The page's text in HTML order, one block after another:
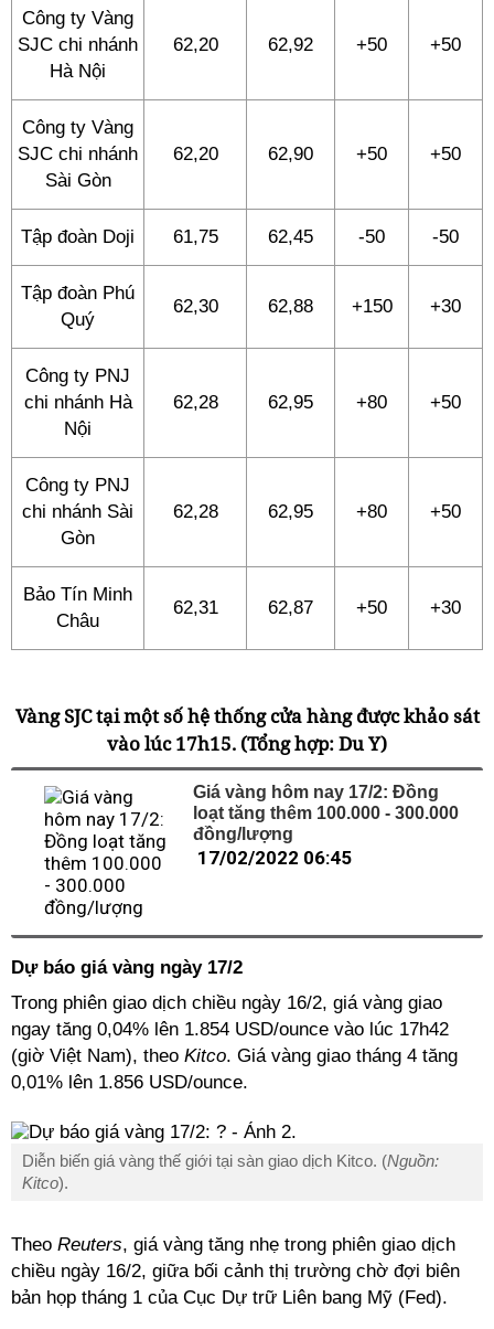
Công ty Vàng
SJC chi nhánh
Hà Nội
62,20 62,92 +50 +50
Công ty Vàng
SJC chi nhánh
Sài Gòn
62,20 62,90 +50 +50
Tập đoàn Doji 61,75 62,45 -50 -50
Tập đoàn Phú
Quý
62,30 62,88 +150 +30
Công ty PNJ
chi nhánh Hà
Nội
62,28 62,95 +80 +50
Công ty PNJ
chi nhánh Sài
Gòn
62,28 62,95 +80 +50
Bảo Tín Minh
Châu
62,31 62,87 +50 +30
Vàng SJC tại một số hệ thống cửa hàng được khảo sát
vào lúc 17h15. (Tổng hợp: Du Y)
Giá vàng hôm nay 17/2: Đồng
loạt tăng thêm 100.000 - 300.000
đồng/lượng
17/02/2022 06:45
Dự báo giá vàng ngày 17/2
Trong phiên giao dịch chiều ngày 16/2, giá vàng giao
ngay tăng 0,04% lên 1.854 USD/ounce vào lúc 17h42
(giờ Việt Nam), theo Kitco. Giá vàng giao tháng 4 tăng
0,01% lên 1.856 USD/ounce.
Diễn biến giá vàng thế giới tại sàn giao dịch Kitco. (Nguồn:
Kitco).
Theo Reuters, giá vàng tăng nhẹ trong phiên giao dịch
chiều ngày 16/2, giữa bối cảnh thị trường chờ đợi biên
bản họp tháng 1 của Cục Dự trữ Liên bang Mỹ (Fed).